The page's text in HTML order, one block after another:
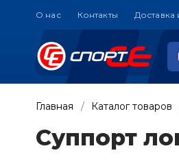
О нас Контакты Доставка
Главная Каталог товаров
Суппорт